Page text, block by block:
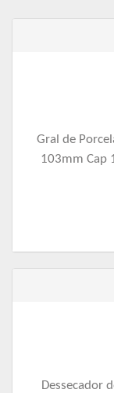
Gral de
103mm Cap
Dessecador